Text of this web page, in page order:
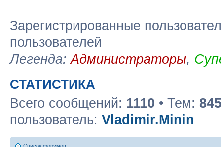
Зарегистрированные
пользователей
Легенда:Администраторы,
СТАТИСТИКА
Всего сообщений: 1110 • Тем: 845
пользователь: Vladimir.Minin
Список форумов